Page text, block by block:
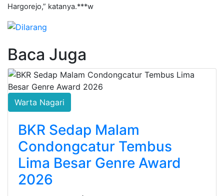
Hargorejo,” katanya.***w
Baca Juga
Warta Nagari
BKR Sedap Malam
Condongcatur Tembus
Lima Besar Genre Award
2026